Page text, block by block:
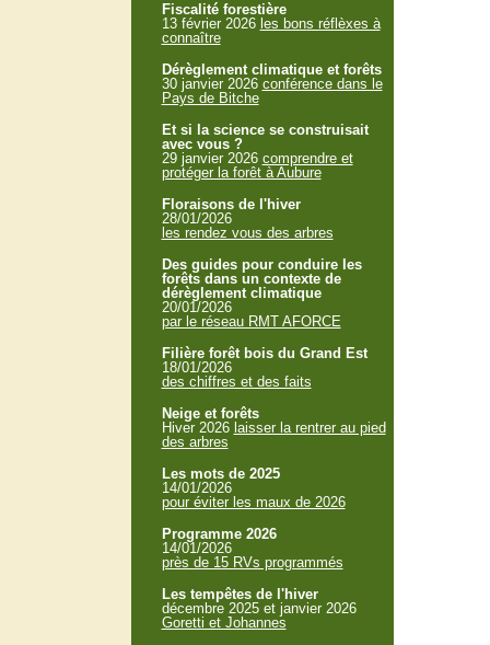
Fiscalité forestière
13 février 2026 les bons réflèxes à
connaître
Dérèglement climatique et forêts
30 janvier 2026 conférence dans le
Pays de Bitche
Et si la science se construisait
avec vous ?
29 janvier 2026 comprendre et
protéger la forêt à Aubure
Floraisons de l'hiver
28/01/2026
les rendez vous des arbres
Des guides pour conduire les
forêts dans un contexte de
dérèglement climatique
20/01/2026
par le réseau RMT AFORCE
Filière forêt bois du Grand Est
18/01/2026
des chiffres et des faits
Neige et forêts
Hiver 2026 laisser la rentrer au pied
des arbres
Les mots de 2025
14/01/2026
pour éviter les maux de 2026
Programme 2026
14/01/2026
près de 15 RVs programmés
Les tempêtes de l'hiver
décembre 2025 et janvier 2026
Goretti et Johannes